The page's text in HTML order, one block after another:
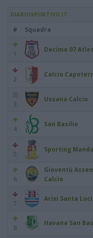
DIARIOSPORTIVO.IT
#
Squadra
1
Decimo 07
2
Calcio
3
Ussana Calcio
4
San Basilio
5
Sporting
6
Gioventù
Calcio
7
Arixi Santa
8
Havana San